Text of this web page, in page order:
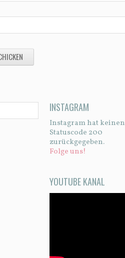
INSTAGRAM
Instagram hat keinen
Statuscode 200
zurückgegeben.
Folge uns!
YOUTUBE KANAL